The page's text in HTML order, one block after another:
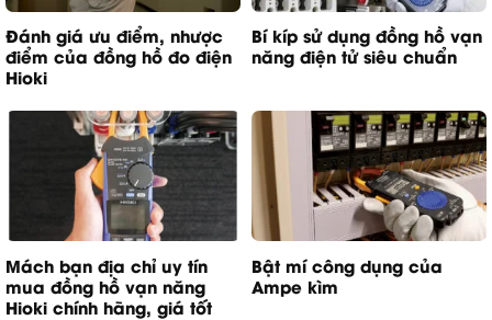
Đánh giá ưu điểm, nhược
điểm của đồng hồ đo điện
Hioki
Bí kíp sử dụng đồng hồ vạn
năng điện tử siêu chuẩn
Mách bạn địa chỉ uy tín
mua đồng hồ vạn năng
Hioki chính hãng, giá tốt
Bật mí công dụng của
Ampe kìm